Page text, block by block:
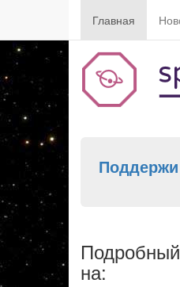
Главная
Поддержи
на: